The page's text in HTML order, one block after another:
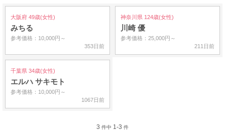
大阪府 49歳(女性)
みちる
参考価格：10,000円～
353日前
神奈川県 124歳(女性)
川崎 優
参考価格：25,000円～
211日前
千葉県 34歳(女性)
エルハ サキモト
参考価格：10,000円～
1067日前
3 件中 1-3 件